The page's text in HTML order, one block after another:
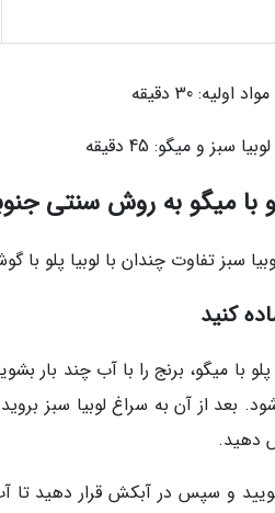
30 دقیقه
و میگو: 45 دقیقه
با میگو به روش سنتی
سبز تفاوت چندان با لوبیا پلو
کنید
بعد از آن به سراغ لوبیا سبز
دهید.
و سپس در آبکش قرار دهید تا